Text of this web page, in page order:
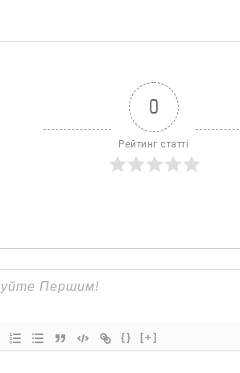
0
Рейтинг статті
{} [+]